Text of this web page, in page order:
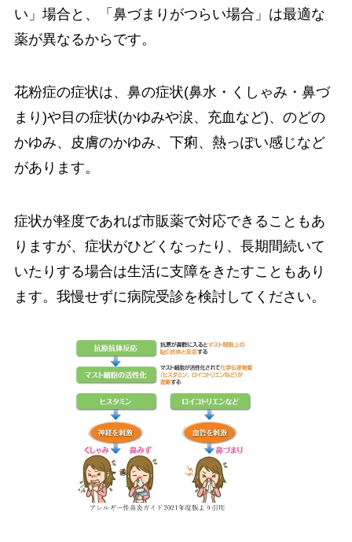
い」場合と、「鼻づまりがつらい場合」は最適な
薬が異なるからです。
花粉症の症状は、鼻の症状(鼻水・くしゃみ・鼻づ
まり)や目の症状(かゆみや涙、充血など)、のどの
かゆみ、皮膚のかゆみ、下痢、熱っぽい感じなど
があります。
症状が軽度であれば市販薬で対応できることもあ
りますが、症状がひどくなったり、長期間続いて
いたりする場合は生活に支障をきたすこともあり
ます。我慢せずに病院受診を検討してください。